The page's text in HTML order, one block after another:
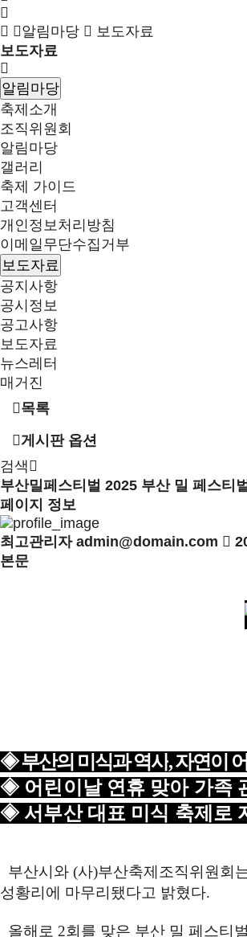
알림마당
보도자료
보도자료
알림마당
축제소개
조직위원회
알림마당
갤러리
축제 가이드
고객센터
개인정보처리방침
이메일무단수집거부
보도자료
공지사항
공시정보
공고사항
보도자료
뉴스레터
매거진
목록
게시판 옵션
검색
부산밀페스티벌 2025 부산 밀 페스티
페이지 정보
최고관리자 admin@domain.com
본문
◈부산의 미식과 역사,자연이
◈ 어린이날 연휴 맞아 가족
◈ 서부산 대표 미식 축제로
부산시와 (사)부산축제조직위원회
성황리에 마무리됐다고 밝혔다.
올해로 2회를 맞은 부산 밀 페스티